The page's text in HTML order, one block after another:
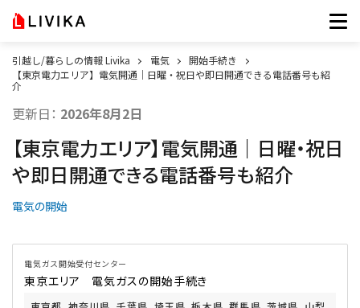
引越し/暮らしの情報 Livika 電気
開始手続き
【東京電力エリア】電気開通｜日曜・祝日や即日開通できる電話番号も紹
介
更新日： 2026年8月2日
【東京電力エリア】電気開通｜日曜・祝日
や即日開通できる電話番号も紹介
電気の開始
電気ガス開始受付センター
東京エリア 電気ガスの開始手続き